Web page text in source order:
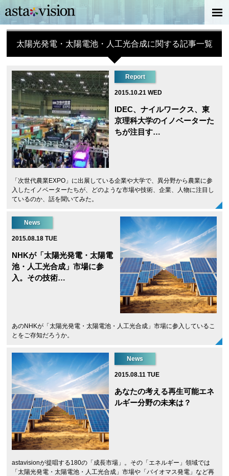
太陽光発電・太陽電池・人工光合成に関する記事一覧
Report
2015.10.21 WED
IDEC、ナイルワークス、東
京理科大学のイノベーターた
ちが注目す…
「次世代農業EXPO」に出展している企業や大学で、異分野から農業に参
入したイノベーターたちが、どのような市場や技術、企業、人物に注目し
ているのか、話を聞いてみた。
News
2015.08.18 TUE
NHKが「太陽光発電・太陽電
池・人工光合成」市場に参
入。その技術…
あのNHKが「太陽光発電・太陽電池・人工光合成」市場に参入しているこ
とをご存知だろうか。
News
2015.08.11 TUE
あなたの考える再生可能エネ
ルギー分野の未来は？
astavisionが提唱する180の「成長市場」。その「エネルギー」領域では
「太陽光発電・太陽電池・人工光合成」市場や「バイオマス発電」など再